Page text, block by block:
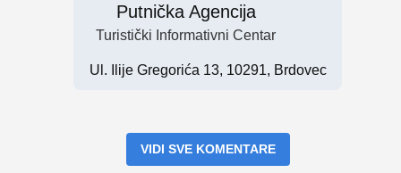
Putnička Agencija
Turistički Informativni Centar
Ul. Ilije Gregorića 13, 10291, Brdovec
VIDI SVE KOMENTARE